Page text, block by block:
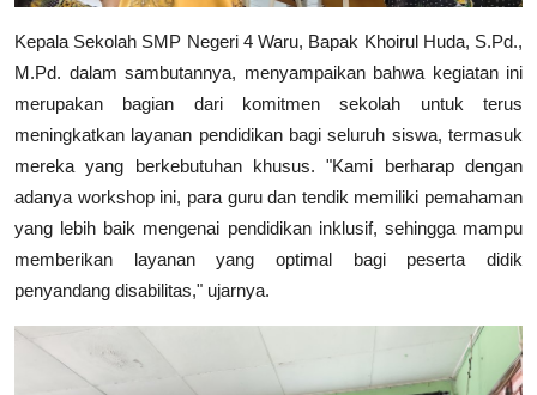
Kepala Sekolah SMP Negeri 4 Waru, Bapak Khoirul Huda, S.Pd.,
M.Pd. dalam sambutannya, menyampaikan bahwa kegiatan ini
merupakan bagian dari komitmen sekolah untuk terus
meningkatkan layanan pendidikan bagi seluruh siswa, termasuk
mereka yang berkebutuhan khusus. "Kami berharap dengan
adanya workshop ini, para guru dan tendik memiliki pemahaman
yang lebih baik mengenai pendidikan inklusif, sehingga mampu
memberikan layanan yang optimal bagi peserta didik
penyandang disabilitas," ujarnya.